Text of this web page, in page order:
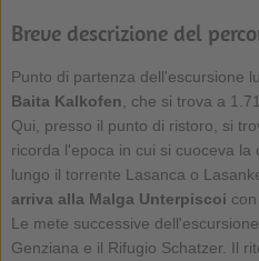
Breve descrizione del
Punto di partenza dell'escursione
Baita Kalkofen , che si trova a
Qui, presso il punto di ristoro, si
ricorda l'epoca in cui si cuoceva la
lungo il torrente Lasanca o
arriva alla Malga Unterpiscoi
Le mete successive
Genziana e il Rifugio Schatzer. Il